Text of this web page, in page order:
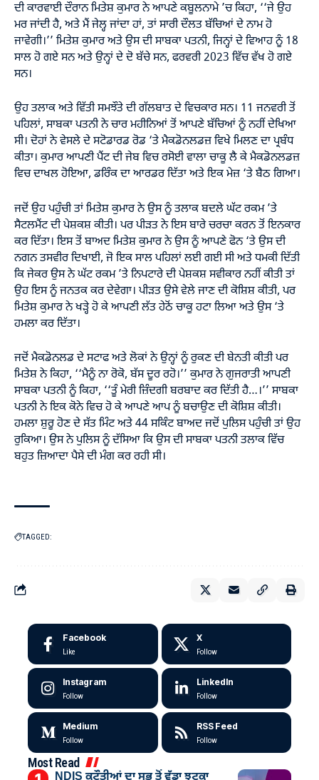
ਦੀ ਕਾਰਵਾਈ ਦੌਰਾਨ ਮਿਤੇਸ਼ ਕੁਮਾਰ ਨੇ ਆਪਣੇ ਕਬੂਲਨਾਮੇ ’ਚ ਕਿਹਾ, ‘‘ਜੇ ਉਹ
ਮਰ ਜਾਂਦੀ ਹੈ, ਅਤੇ ਮੈਂ ਜੇਲ੍ਹ ਜਾਂਦਾ ਹਾਂ, ਤਾਂ ਸਾਰੀ ਦੌਲਤ ਬੱਚਿਆਂ ਦੇ ਨਾਮ ਹੋ
ਜਾਵੇਗੀ।’’ ਮਿਤੇਸ਼ ਕੁਮਾਰ ਅਤੇ ਉਸ ਦੀ ਸਾਬਕਾ ਪਤਨੀ, ਜਿਨ੍ਹਾਂ ਦੇ ਵਿਆਹ ਨੂੰ 18
ਸਾਲ ਹੋ ਗਏ ਸਨ ਅਤੇ ਉਨ੍ਹਾਂ ਦੇ ਦੋ ਬੱਚੇ ਸਨ, ਫਰਵਰੀ 2023 ਵਿੱਚ ਵੱਖ ਹੋ ਗਏ
ਸਨ।
ਉਹ ਤਲਾਕ ਅਤੇ ਵਿੱਤੀ ਸਮਝੌਤੇ ਦੀ ਗੱਲਬਾਤ ਦੇ ਵਿਚਕਾਰ ਸਨ। 11 ਜਨਵਰੀ ਤੋਂ
ਪਹਿਲਾਂ, ਸਾਬਕਾ ਪਤਨੀ ਨੇ ਚਾਰ ਮਹੀਨਿਆਂ ਤੋਂ ਆਪਣੇ ਬੱਚਿਆਂ ਨੂੰ ਨਹੀਂ ਦੇਖਿਆ
ਸੀ। ਦੋਹਾਂ ਨੇ ਵੇਸਲੇ ਦੇ ਸਟੋਡਾਰਡ ਰੋਡ ‘ਤੇ ਮੈਕਡੋਨਲਡਜ਼ ਵਿਖੇ ਮਿਲਣ ਦਾ ਪ੍ਰਬੰਧ
ਕੀਤਾ। ਕੁਮਾਰ ਆਪਣੀ ਪੈਂਟ ਦੀ ਜੇਬ ਵਿਚ ਰਸੋਈ ਵਾਲਾ ਚਾਕੂ ਲੈ ਕੇ ਮੈਕਡੋਨਲਡਜ਼
ਵਿਚ ਦਾਖਲ ਹੋਇਆ, ਡਰਿੰਕ ਦਾ ਆਰਡਰ ਦਿੱਤਾ ਅਤੇ ਇਕ ਮੇਜ਼ ‘ਤੇ ਬੈਠ ਗਿਆ।
ਜਦੋਂ ਉਹ ਪਹੁੰਚੀ ਤਾਂ ਮਿਤੇਸ਼ ਕੁਮਾਰ ਨੇ ਉਸ ਨੂੰ ਤਲਾਕ ਬਦਲੇ ਘੱਟ ਰਕਮ ’ਤੇ
ਸੈਟਲਮੈਂਟ ਦੀ ਪੇਸ਼ਕਸ਼ ਕੀਤੀ। ਪਰ ਪੀੜਤ ਨੇ ਇਸ ਬਾਰੇ ਚਰਚਾ ਕਰਨ ਤੋਂ ਇਨਕਾਰ
ਕਰ ਦਿੱਤਾ। ਇਸ ਤੋਂ ਬਾਅਦ ਮਿਤੇਸ਼ ਕੁਮਾਰ ਨੇ ਉਸ ਨੂੰ ਆਪਣੇ ਫੋਨ ‘ਤੇ ਉਸ ਦੀ
ਨਗਨ ਤਸਵੀਰ ਦਿਖਾਈ, ਜੋ ਇਕ ਸਾਲ ਪਹਿਲਾਂ ਲਈ ਗਈ ਸੀ ਅਤੇ ਧਮਕੀ ਦਿੱਤੀ
ਕਿ ਜੇਕਰ ਉਸ ਨੇ ਘੱਟ ਰਕਮ ’ਤੇ ਨਿਪਟਾਰੇ ਦੀ ਪੇਸ਼ਕਸ਼ ਸਵੀਕਾਰ ਨਹੀਂ ਕੀਤੀ ਤਾਂ
ਉਹ ਇਸ ਨੂੰ ਜਨਤਕ ਕਰ ਦੇਵੇਗਾ। ਪੀੜਤ ਉਸੇ ਵੇਲੇ ਜਾਣ ਦੀ ਕੋਸ਼ਿਸ਼ ਕੀਤੀ, ਪਰ
ਮਿਤੇਸ਼ ਕੁਮਾਰ ਨੇ ਖੜ੍ਹੇ ਹੋ ਕੇ ਆਪਣੀ ਲੱਤ ਹੇਠੋਂ ਚਾਕੂ ਹਟਾ ਲਿਆ ਅਤੇ ਉਸ ‘ਤੇ
ਹਮਲਾ ਕਰ ਦਿੱਤਾ।
ਜਦੋਂ ਮੈਕਡੋਨਲਡ ਦੇ ਸਟਾਫ ਅਤੇ ਲੋਕਾਂ ਨੇ ਉਨ੍ਹਾਂ ਨੂੰ ਰੁਕਣ ਦੀ ਬੇਨਤੀ ਕੀਤੀ ਪਰ
ਮਿਤੇਸ਼ ਨੇ ਕਿਹਾ, ‘‘ਮੈਨੂੰ ਨਾ ਰੋਕੋ, ਬੱਸ ਦੂਰ ਰਹੋ।’’ ਕੁਮਾਰ ਨੇ ਗੁਜਰਾਤੀ ਆਪਣੀ
ਸਾਬਕਾ ਪਤਨੀ ਨੂੰ ਕਿਹਾ, ‘‘ਤੂੰ ਮੇਰੀ ਜ਼ਿੰਦਗੀ ਬਰਬਾਦ ਕਰ ਦਿੱਤੀ ਹੈ…।’’ ਸਾਬਕਾ
ਪਤਨੀ ਨੇ ਇਕ ਕੋਨੇ ਵਿਚ ਹੋ ਕੇ ਆਪਣੇ ਆਪ ਨੂੰ ਬਚਾਉਣ ਦੀ ਕੋਸ਼ਿਸ਼ ਕੀਤੀ।
ਹਮਲਾ ਸ਼ੁਰੂ ਹੋਣ ਦੇ ਸੱਤ ਮਿੰਟ ਅਤੇ 44 ਸਕਿੰਟ ਬਾਅਦ ਜਦੋਂ ਪੁਲਿਸ ਪਹੁੰਚੀ ਤਾਂ ਉਹ
ਰੁਕਿਆ। ਉਸ ਨੇ ਪੁਲਿਸ ਨੂੰ ਦੱਸਿਆ ਕਿ ਉਸ ਦੀ ਸਾਬਕਾ ਪਤਨੀ ਤਲਾਕ ਵਿੱਚ
ਬਹੁਤ ਜ਼ਿਆਦਾ ਪੈਸੇ ਦੀ ਮੰਗ ਕਰ ਰਹੀ ਸੀ।
TAGGED:
Facebook
Like
X
Follow
Instagram
Follow
LinkedIn
Follow
Medium
Follow
RSS Feed
Follow
Most Read
NDIS ਕਟੌਤੀਆਂ ਦਾ ਸਭ ਤੋਂ ਵੱਡਾ ਝਟਕਾ